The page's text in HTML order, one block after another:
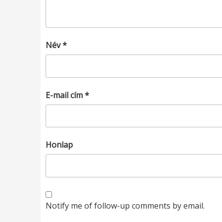
Név*
E-mail cím*
Honlap
Notify me of follow-up comments by email.